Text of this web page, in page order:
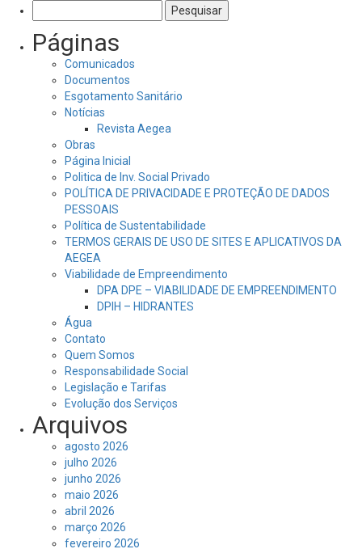
por:
Páginas
Comunicados
Documentos
Esgotamento Sanitário
Notícias
Revista Aegea
Obras
Página Inicial
Politica de Inv. Social Privado
POLÍTICA DE PRIVACIDADE E PROTEÇÃO DE DADOS
PESSOAIS
Política de Sustentabilidade
TERMOS GERAIS DE USO DE SITES E APLICATIVOS DA
AEGEA
Viabilidade de Empreendimento
DPA DPE – VIABILIDADE DE EMPREENDIMENTO
DPIH – HIDRANTES
Água
Contato
Quem Somos
Responsabilidade Social
Legislação e Tarifas
Evolução dos Serviços
Arquivos
agosto 2026
julho 2026
junho 2026
maio 2026
abril 2026
março 2026
fevereiro 2026